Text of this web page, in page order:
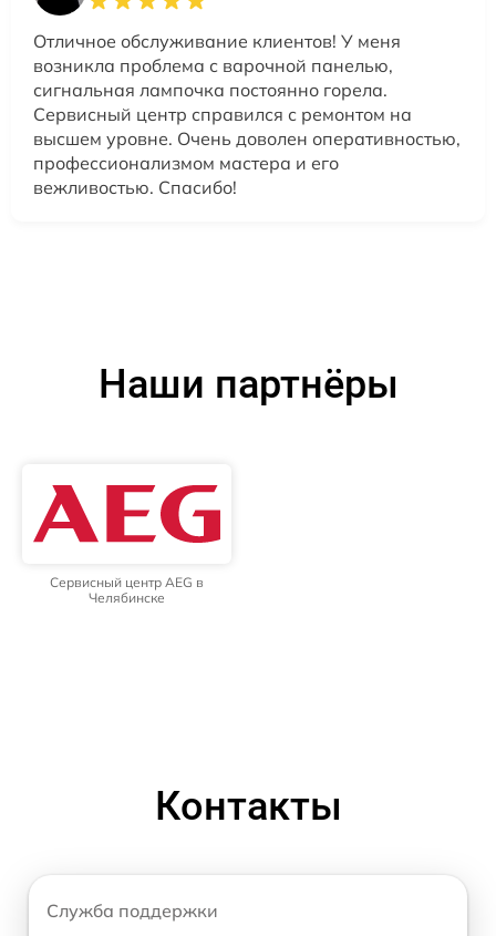
Отличное обслуживание клиентов! У меня
возникла проблема с варочной панелью,
сигнальная лампочка постоянно горела.
Сервисный центр справился с ремонтом на
высшем уровне. Очень доволен оперативностью,
профессионализмом мастера и его
вежливостью. Спасибо!
Наши партнёры
Сервисный центр AEG в
Челябинске
Контакты
Служба поддержки